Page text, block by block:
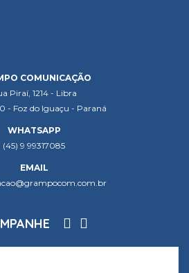
COMUNICAÇÃO
Piraí, 1214 - Libra
- Foz do Iguaçu - Paraná
WHATSAPP
(45) 9 99317085
EMAIL